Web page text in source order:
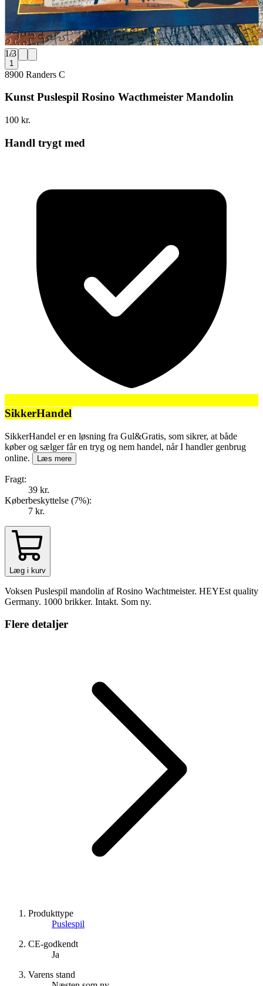
1/3
1
8900 Randers C
Kunst Puslespil Rosino Wacthmeister Mandolin
100 kr.
Handl trygt med
SikkerHandel
SikkerHandel er en løsning fra Gul&Gratis, som sikrer, at både
køber og sælger får en tryg og nem handel, når I handler genbrug
online.
Læs mere
Fragt:
39 kr.
Køberbeskyttelse (7%):
7 kr.
Læg i kurv
Voksen Puslespil mandolin af Rosino Wachtmeister. HEYEst quality
Germany. 1000 brikker. Intakt. Som ny.
Flere detaljer
Produkttype
Puslespil
CE-godkendt
Ja
Varens stand